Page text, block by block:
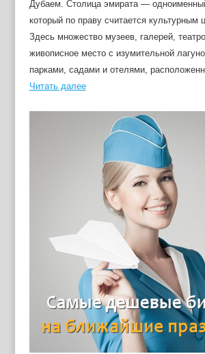
Дубаем. Столица эмирата —
который по праву считается культурным
Здесь множество музеев, галерей,
живописное место с изумительной
парками, садами и отелями,
Читать далее